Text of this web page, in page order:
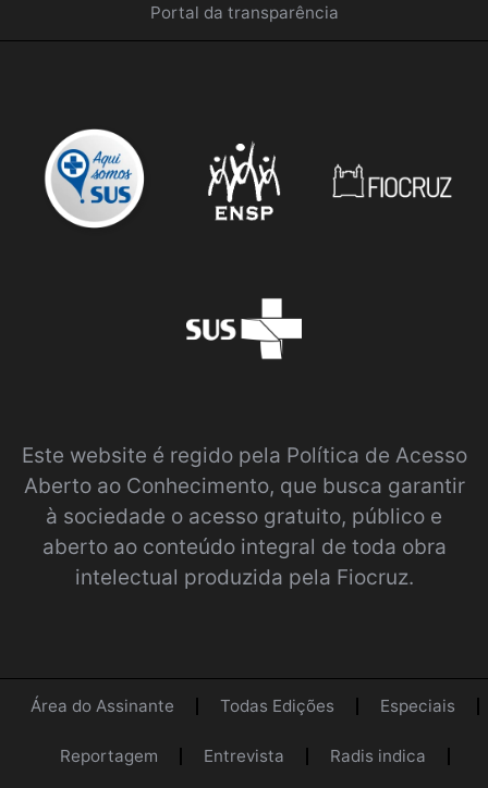
Portal da transparência
Este website é regido pela Política de Acesso
Aberto ao Conhecimento, que busca garantir
à sociedade o acesso gratuito, público e
aberto ao conteúdo integral de toda obra
intelectual produzida pela Fiocruz.
Área do Assinante Todas Edições Especiais
Reportagem Entrevista Radis indica